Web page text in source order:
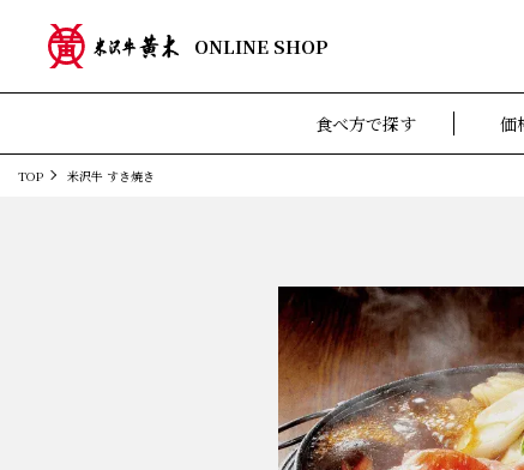
ONLINE SHOP
食べ方で探す 価
TOP 米沢牛 すき焼き